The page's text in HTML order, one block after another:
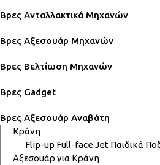
Βρες Ανταλλακτικά Μηχανών
Βρες Αξεσουάρ Μηχανών
Βρες Βελτίωση Μηχανών
Βρες Gadget
Βρες Αξεσουάρ Αναβάτη
Κράνη
Flip-up Full-faceJet Παιδικά
Αξεσουάρ για Κράνη